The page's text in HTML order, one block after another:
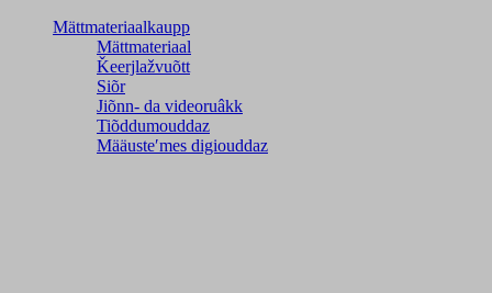
Mättmateriaalkaupp
Mättmateriaal
Ǩeerjlažvuõtt
Siõr
Jiõnn- da videoruâkk
Tiõddumouddaz
Määusteʹmes digiouddaz